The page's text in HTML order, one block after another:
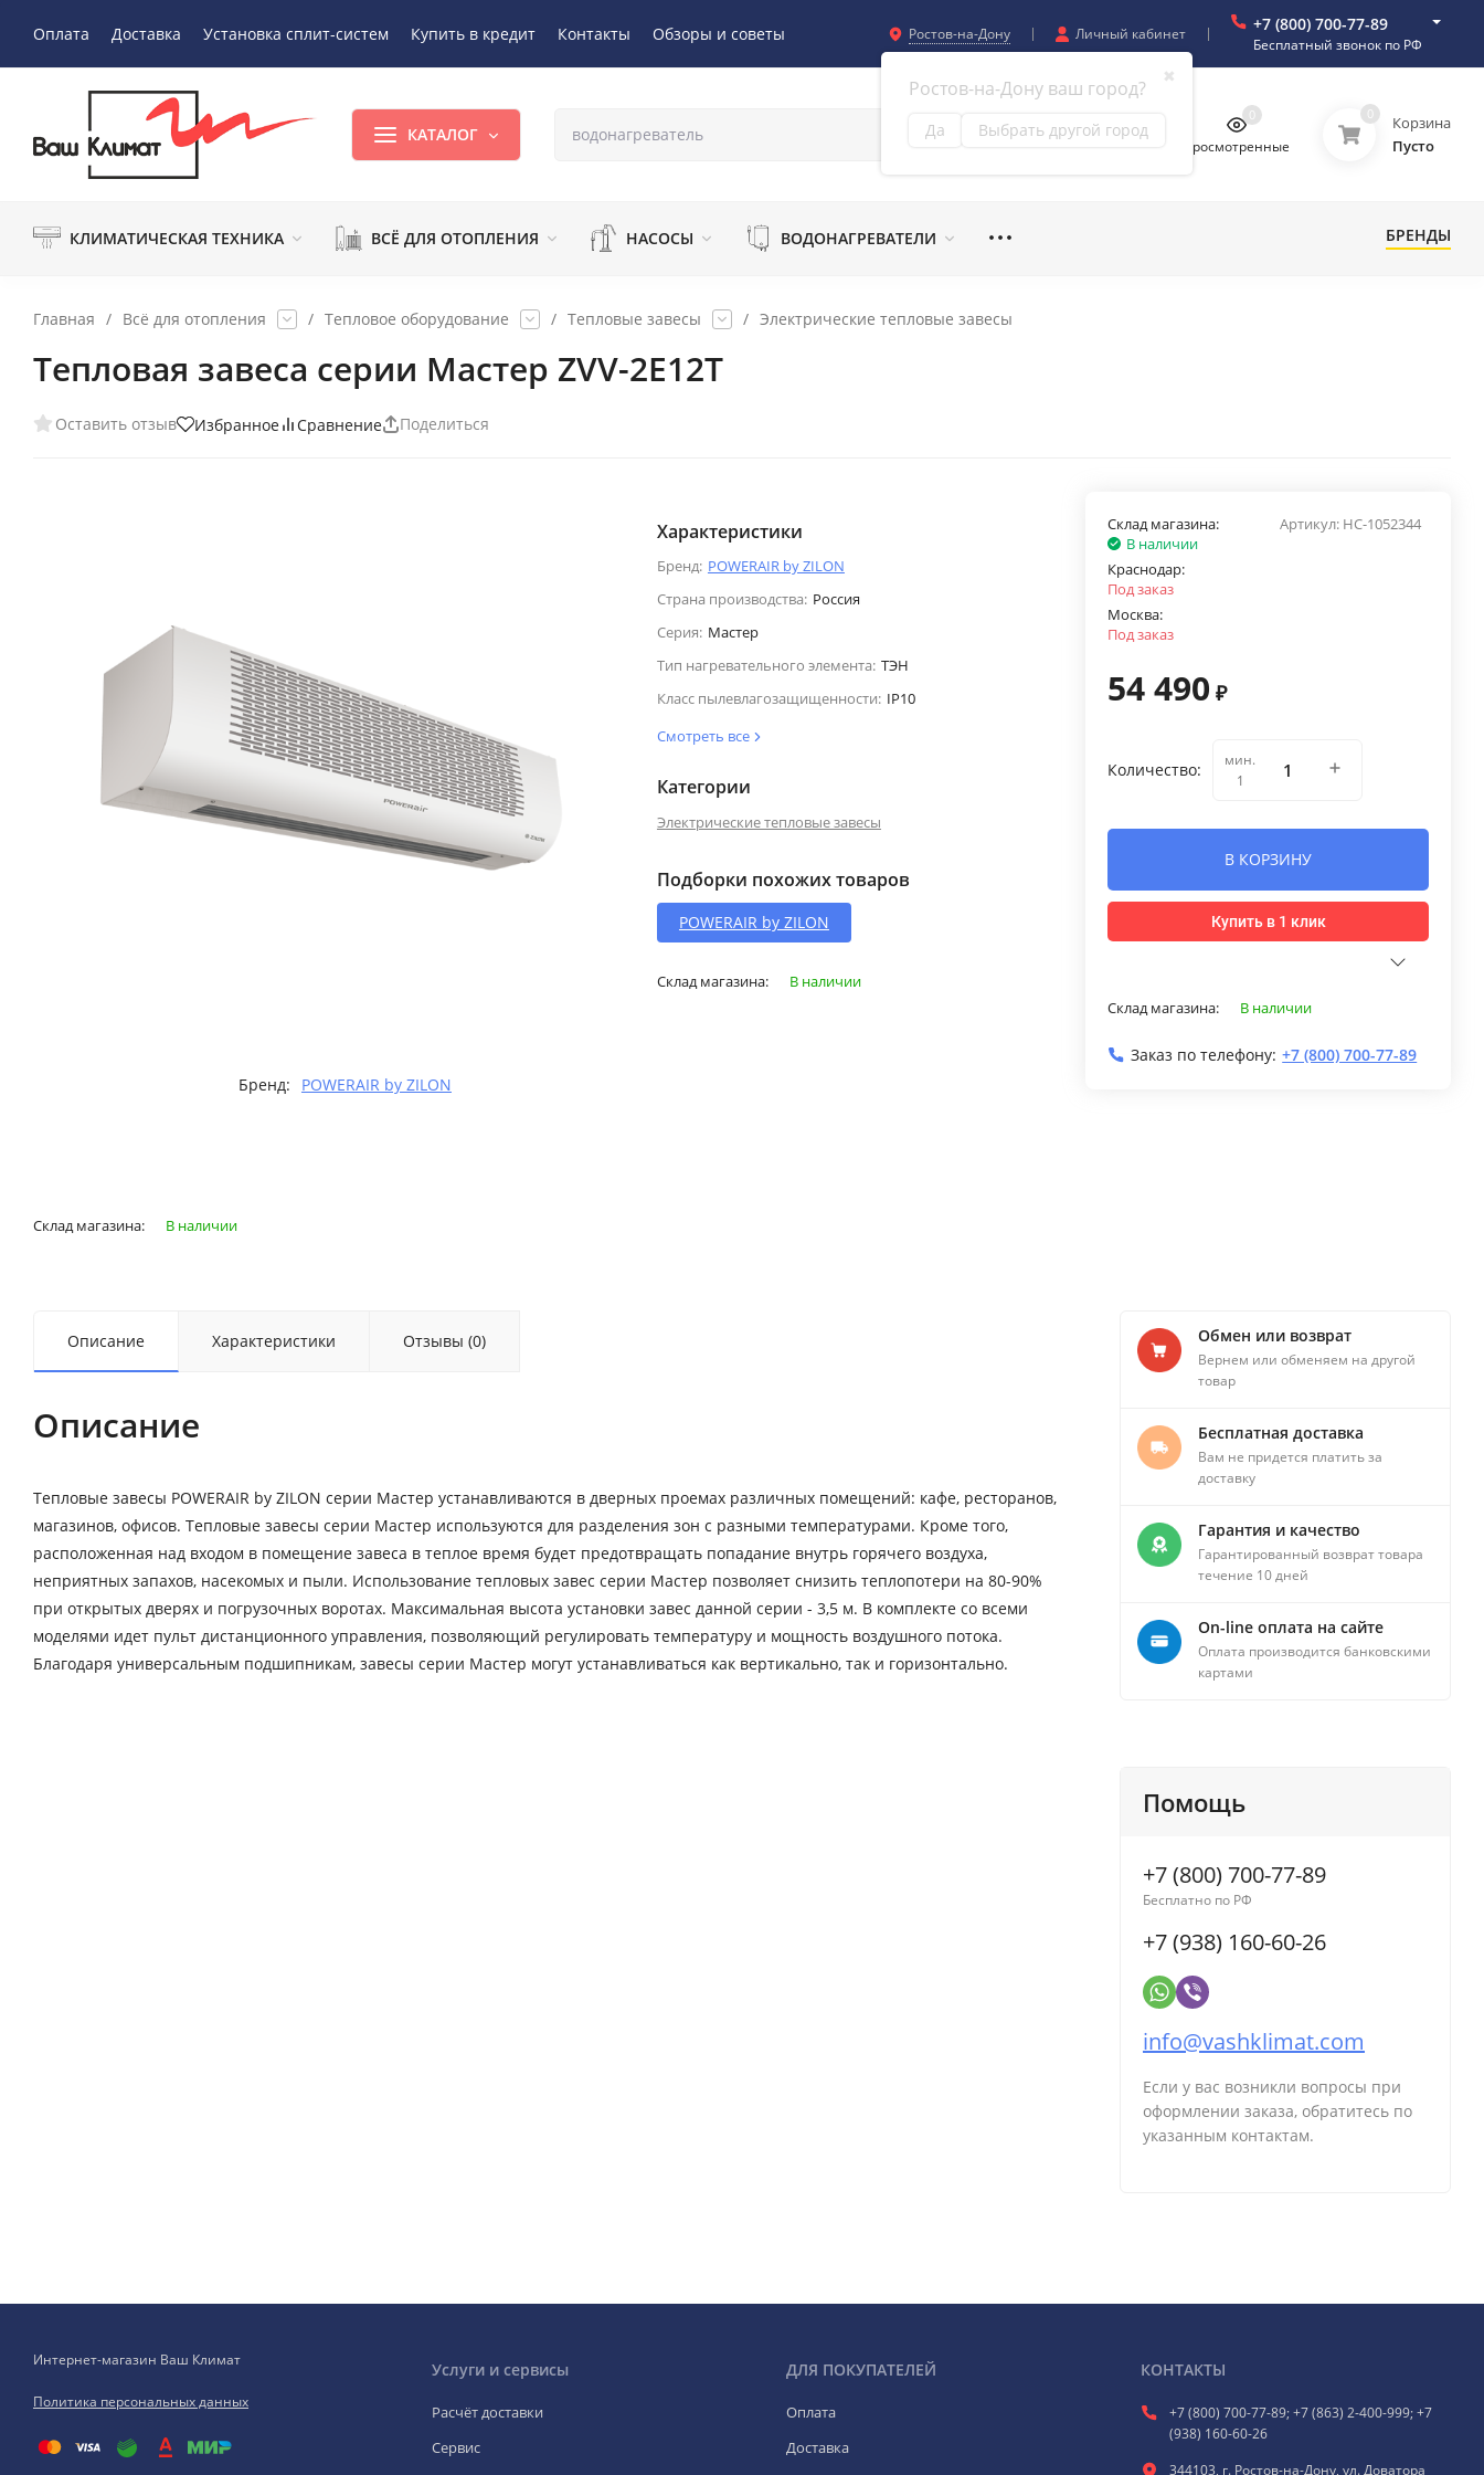
Оплата Доставка Установка сплит-систем Купить в кредит Контакты Обзоры и советы Ростов-на-Дону
✖
Ростов-на-Дону ваш город?
Да Выбрать другой город
Личный кабинет +7 (800) 700-77-89
Бесплатный звонок по РФ
КАТАЛОГ
Просмотренные
0 0
Корзина
Пусто
КЛИМАТИЧЕСКАЯ ТЕХНИКА ВСЁ ДЛЯ ОТОПЛЕНИЯ НАСОСЫ ВОДОНАГРЕВАТЕЛИ БРЕНДЫ
Главная / Всё для отопления / Тепловое оборудование / Тепловые завесы / Электрические тепловые завесы
Тепловая завеса серии Мастер ZVV-2E12T
Оставить отзыв Избранное Сравнение Поделиться
Бренд: POWERAIR by ZILON
Характеристики
Бренд: POWERAIR by ZILON
Страна производства: Россия
Серия: Мастер
Тип нагревательного элемента: ТЭН
Класс пылевлагозащищенности: IP10
Смотреть все
Категории
Электрические тепловые завесы
Подборки похожих товаров
POWERAIR by ZILON
Склад магазина: В наличии
Артикул: НС-1052344
Склад магазина:
В наличии
Краснодар:
Под заказ
Москва:
Под заказ
54 490 ₽
Количество:
мин.
1
В КОРЗИНУ
Купить в 1 клик
Склад магазина: В наличии
Заказ по телефону: +7 (800) 700-77-89
Склад магазина: В наличии
Описание Характеристики Отзывы (0)
Описание
Тепловые завесы POWERAIR by ZILON серии Мастер устанавливаются в дверных проемах различных помещений: кафе, ресторанов,
магазинов, офисов. Тепловые завесы серии Мастер используются для разделения зон с разными температурами. Кроме того,
расположенная над входом в помещение завеса в теплое время будет предотвращать попадание внутрь горячего воздуха,
неприятных запахов, насекомых и пыли. Использование тепловых завес серии Мастер позволяет снизить теплопотери на 80-90%
при открытых дверях и погрузочных воротах. Максимальная высота установки завес данной серии - 3,5 м. В комплекте со всеми
моделями идет пульт дистанционного управления, позволяющий регулировать температуру и мощность воздушного потока.
Благодаря универсальным подшипникам, завесы серии Мастер могут устанавливаться как вертикально, так и горизонтально.
Обмен или возврат
Вернем или обменяем на другой
товар
Бесплатная доставка
Вам не придется платить за
доставку
Гарантия и качество
Гарантированный возврат товара
течение 10 дней
On-line оплата на сайте
Оплата производится банковскими
картами
Помощь
+7 (800) 700-77-89
Бесплатно по РФ
+7 (938) 160-60-26
info@vashklimat.com
Если у вас возникли вопросы при
оформлении заказа, обратитесь по
указанным контактам.
Интернет-магазин Ваш Климат
Политика персональных данных
Услуги и сервисы
Расчёт доставки
Сервис
ДЛЯ ПОКУПАТЕЛЕЙ
Оплата
Доставка
КОНТАКТЫ
+7 (800) 700-77-89; +7 (863) 2-400-999; +7
(938) 160-60-26
344103, г. Ростов-на-Дону, ул. Доватора